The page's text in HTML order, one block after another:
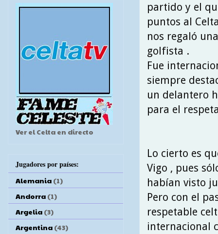
partido y el
puntos al
nos regaló
golfista .
Fue
siempre
un delantero
para el
Lo cierto es
Vigo , pues
habían visto
Pero con el
respetable
internacional
Ver el Celta en directo
Jugadores por países:
Alemania (1)
Andorra (1)
Argelia (3)
Argentina (43)